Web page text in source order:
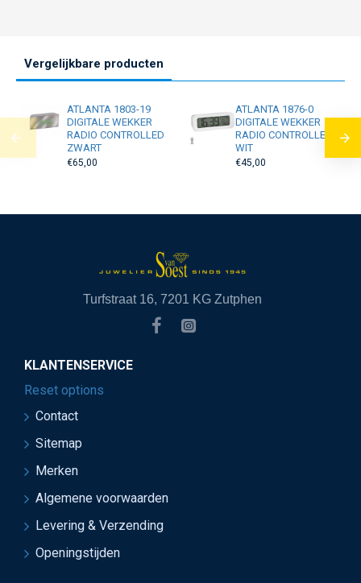
Vergelijkbare producten
ATLANTA 1803-19
DIGITALE WEKKER
RADIO CONTROLLED
ZWART
€65,00
ATLANTA 1876-0
DIGITALE WEKKER
RADIO CONTROLLED
WIT
€45,00
Turfstraat 16, 7201 KG Zutphen
KLANTENSERVICE
Reset options
Contact
Sitemap
Merken
Algemene voorwaarden
Levering & Verzending
Openingstijden